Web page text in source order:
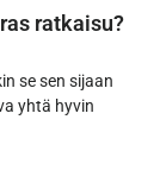
ratkaisu?
se sen sijaan
yhtä hyvin